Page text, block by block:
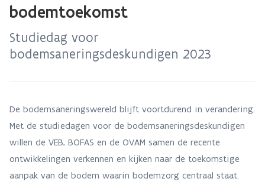
bodemtoekomst
Studiedag voor
bodemsaneringsdeskundigen 2023
De bodemsaneringswereld blijft voortdurend in verandering.
Met de studiedagen voor de bodemsaneringsdeskundigen
willen de VEB, BOFAS en de OVAM samen de recente
ontwikkelingen verkennen en kijken naar de toekomstige
aanpak van de bodem waarin bodemzorg centraal staat.